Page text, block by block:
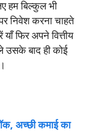
हम बिल्कुल भी
निवेश करना चाहते
फिर अपने वित्तीय
उसके बाद ही कोई
अच्छी कमाई का